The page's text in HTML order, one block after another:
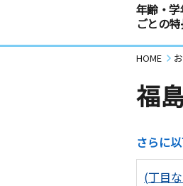
年齢・学
ごとの
HOME
福
さらに
(丁目